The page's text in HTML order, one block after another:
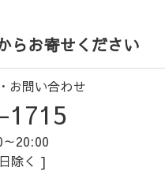
らお寄せください
お問い合わせ
20:00
除く ]